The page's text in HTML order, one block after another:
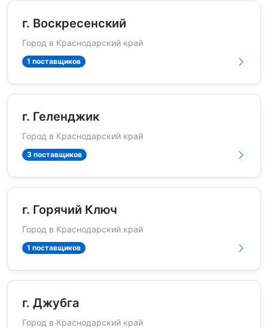
г. Воскресенский
Город в Краснодарский край
1 поставщиков
г. Геленджик
Город в Краснодарский край
3 поставщиков
г. Горячий Ключ
Город в Краснодарский край
1 поставщиков
г. Джубга
Город в Краснодарский край